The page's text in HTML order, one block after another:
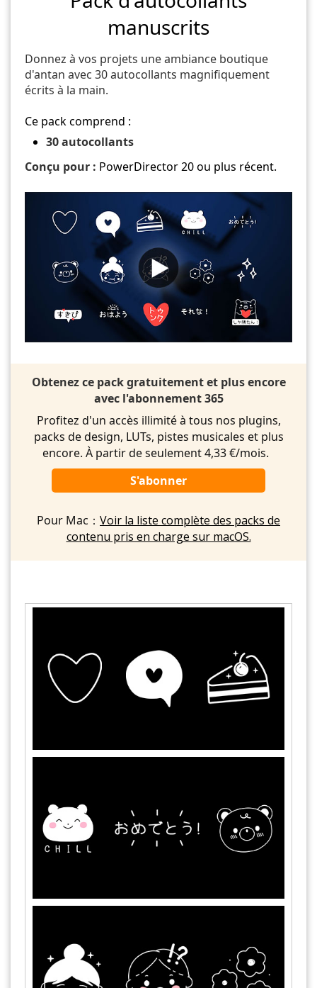
manuscrits
Donnez à vos projets une ambiance boutique
d'antan avec 30 autocollants magnifiquement
écrits à la main.
Ce pack comprend :
30 autocollants
Conçu pour : PowerDirector 20 ou plus récent.
Obtenez ce pack gratuitement et plus encore
avec l'abonnement 365
Profitez d'un accès illimité à tous nos plugins,
packs de design, LUTs, pistes musicales et plus
encore. À partir de seulement 4,33 €/mois.
S'abonner
Pour Mac： Voir la liste complète des packs de
contenu pris en charge sur macOS.